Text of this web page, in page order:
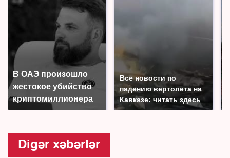
В ОАЭ произошло
жестокое убийство
криптомиллионера
Все новости по
падению вертолета на
Кавказе: читать здесь
Digər xəbərlər